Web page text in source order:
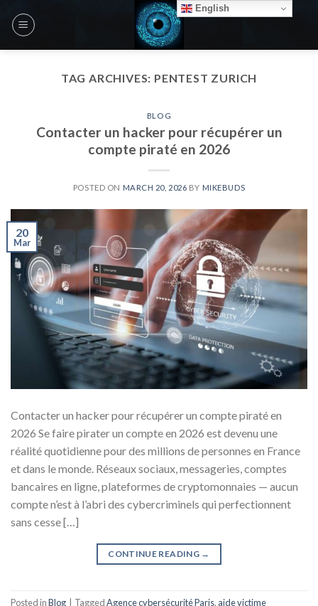
TAG ARCHIVES: PENTEST ZURICH
BLOG
Contacter un hacker pour récupérer un
compte piraté en 2026
POSTED ON MARCH 20, 2026 BY MIKEBUDS
20
Mar
Contacter un hacker pour récupérer un compte piraté en
2026 Se faire pirater un compte en 2026 est devenu une
réalité quotidienne pour des millions de personnes en France
et dans le monde. Réseaux sociaux, messageries, comptes
bancaires en ligne, plateformes de cryptomonnaies — aucun
compte n’est à l’abri des cybercriminels qui perfectionnent
sans cesse […]
CONTINUE READING →
Posted inBlog TaggedAgence cybersécurité Paris, aide victime
English